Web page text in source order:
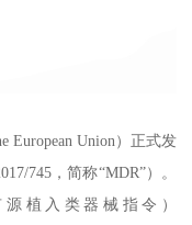
European Union）正式发
745，简称“MDR”）。
源植入类器械指令）